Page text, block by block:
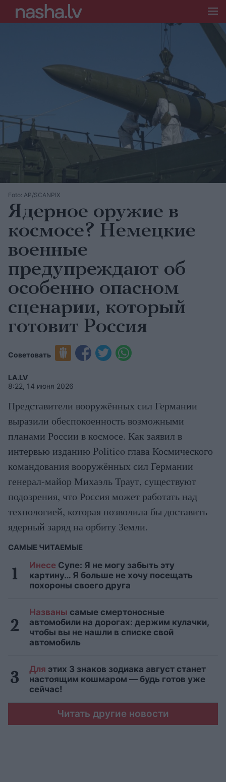
Foto: AP/SCANPIX
Ядерное оружие в
космосе? Немецкие
военные
предупреждают об
особенно опасном
сценарии, который
готовит Россия
Советовать
LA.LV
8:22, 14 июня 2026
Представители вооружённых сил Германии
выразили обеспокоенность возможными
планами России в космосе. Как заявил в
интервью изданию Politico глава Космического
командования вооружённых сил Германии
генерал-майор Михаэль Траут, существуют
подозрения, что Россия может работать над
технологией, которая позволила бы доставить
ядерный заряд на орбиту Земли.
САМЫЕ ЧИТАЕМЫЕ
Инесе Супе: Я не могу забыть эту
картину… Я больше не хочу посещать
похороны своего друга
Названы самые смертоносные
автомобили на дорогах: держим кулачки,
чтобы вы не нашли в списке свой
автомобиль
Для этих 3 знаков зодиака август станет
настоящим кошмаром — будь готов уже
сейчас!
Читать другие новости